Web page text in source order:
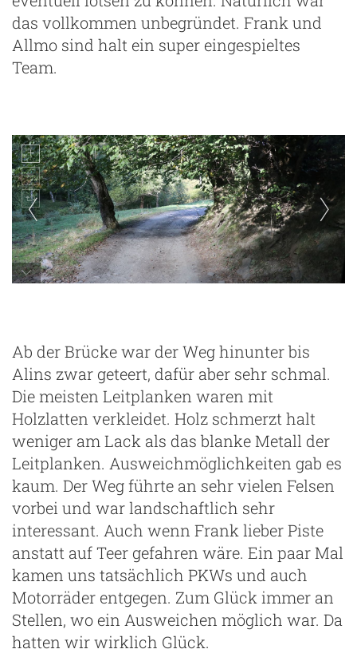
das vollkommen unbegründet. Frank und
Allmo sind halt ein super eingespieltes
Team.
Ab der Brücke war der Weg hinunter bis
Alins zwar geteert, dafür aber sehr schmal.
Die meisten Leitplanken waren mit
Holzlatten verkleidet. Holz schmerzt halt
weniger am Lack als das blanke Metall der
Leitplanken. Ausweichmöglichkeiten gab es
kaum. Der Weg führte an sehr vielen Felsen
vorbei und war landschaftlich sehr
interessant. Auch wenn Frank lieber Piste
anstatt auf Teer gefahren wäre. Ein paar Mal
kamen uns tatsächlich PKWs und auch
Motorräder entgegen. Zum Glück immer an
Stellen, wo ein Ausweichen möglich war. Da
hatten wir wirklich Glück.